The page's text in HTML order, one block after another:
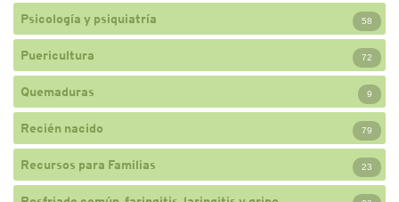
Psicología y psiquiatría 58
Puericultura 72
Quemaduras 9
Recién nacido 79
Recursos para Familias 23